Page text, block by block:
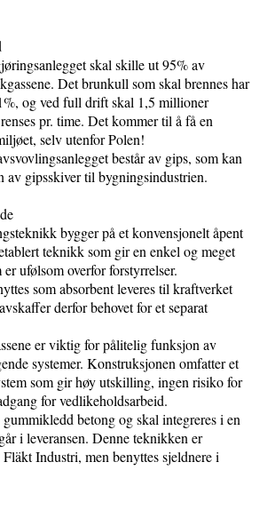
skal skille ut 95% av
Det brunkull som skal brennes har
og ved full drift skal 1,5 millioner
pr. time. Det kommer til å få en
selv utenfor Polen!
består av gips, som kan
av gipsskiver til bygningsindustrien.
bygger på et konvensjonelt åpent
teknikk som gir en enkel og meget
ufølsom overfor forstyrrelser.
som absorbent leveres til kraftverket
derfor behovet for et separat
er viktig for pålitelig funksjon av
systemer. Konstruksjonen omfatter et
som gir høy utskilling, ingen risiko for
for vedlikeholdsarbeid.
betong og skal integreres i en
i leveransen. Denne teknikken er
Industri, men benyttes sjeldnere i